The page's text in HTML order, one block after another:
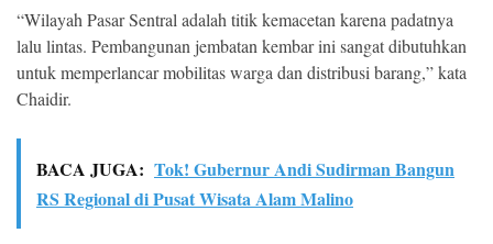
“Wilayah Pasar Sentral adalah titik kemacetan karena padatnya
lalu lintas. Pembangunan jembatan kembar ini sangat dibutuhkan
untuk memperlancar mobilitas warga dan distribusi barang,” kata
Chaidir.
BACA JUGA: Tok! Gubernur Andi Sudirman Bangun
RS Regional di Pusat Wisata Alam Malino